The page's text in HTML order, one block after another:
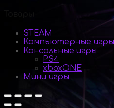
STEAM
Компьютерные игры
Консольные игры
PS4
xboxONE
Мини игры